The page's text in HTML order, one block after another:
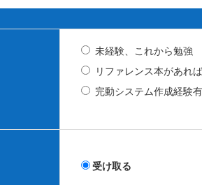
未経験、これから勉強
リファレンス本があれ
完動システム作成経験
受け取る